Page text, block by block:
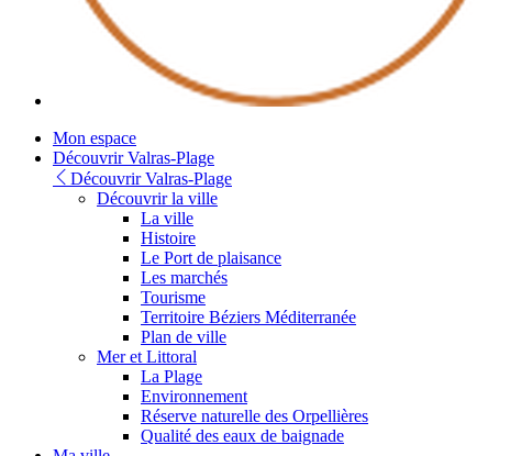
Mon espace
Découvrir Valras-Plage
Découvrir Valras-Plage
Découvrir la ville
La ville
Histoire
Le Port de plaisance
Les marchés
Tourisme
Territoire Béziers Méditerranée
Plan de ville
Mer et Littoral
La Plage
Environnement
Réserve naturelle des Orpellières
Qualité des eaux de baignade